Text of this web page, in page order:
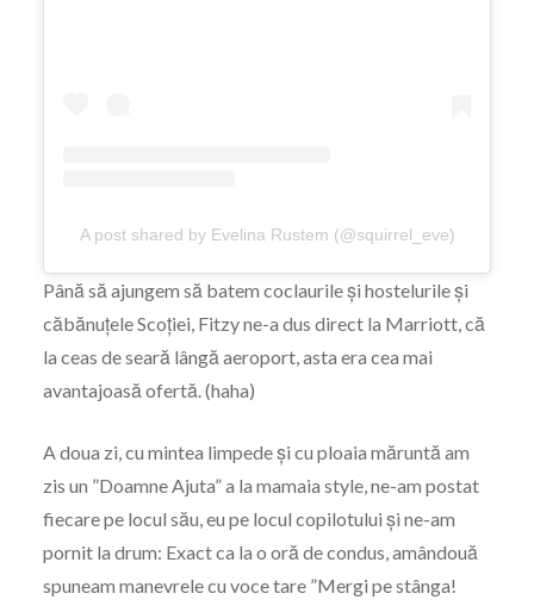
A post shared by Evelina Rustem (@squirrel_eve)
Până să ajungem să batem coclaurile și hostelurile și
căbănuțele Scoției, Fitzy ne-a dus direct la Marriott, că
la ceas de seară lângă aeroport, asta era cea mai
avantajoasă ofertă. (haha)
A doua zi, cu mintea limpede și cu ploaia măruntă am
zis un ”Doamne Ajuta” a la mamaia style, ne-am postat
fiecare pe locul său, eu pe locul copilotului și ne-am
pornit la drum: Exact ca la o oră de condus, amândouă
spuneam manevrele cu voce tare ”Mergi pe stânga!